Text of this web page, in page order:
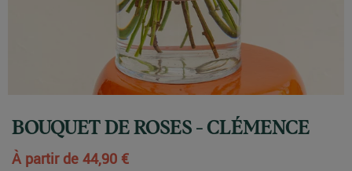
BOUQUET DE ROSES - CLÉMENCE
À partir de44,90 €